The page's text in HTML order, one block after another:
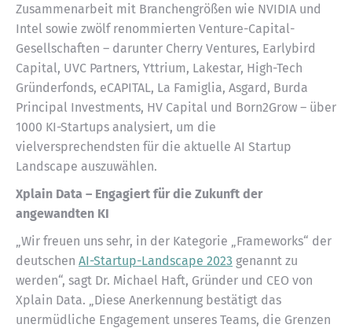
Zusammenarbeit mit Branchengrößen wie NVIDIA und
Intel sowie zwölf renommierten Venture-Capital-
Gesellschaften – darunter Cherry Ventures, Earlybird
Capital, UVC Partners, Yttrium, Lakestar, High-Tech
Gründerfonds, eCAPITAL, La Famiglia, Asgard, Burda
Principal Investments, HV Capital und Born2Grow – über
1000 KI-Startups analysiert, um die
vielversprechendsten für die aktuelle AI Startup
Landscape auszuwählen.
Xplain Data – Engagiert für die Zukunft der
angewandten KI
„Wir freuen uns sehr, in der Kategorie „Frameworks“ der
deutschen AI-Startup-Landscape 2023 genannt zu
werden“, sagt Dr. Michael Haft, Gründer und CEO von
Xplain Data. „Diese Anerkennung bestätigt das
unermüdliche Engagement unseres Teams, die Grenzen